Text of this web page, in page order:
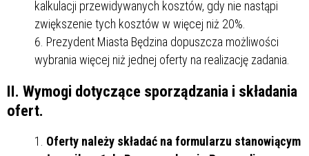
kalkulacji przewidywanych kosztów, gdy nie nastąpi
zwiększenie tych kosztów w więcej niż 20%.
Prezydent Miasta Będzina dopuszcza możliwości
wybrania więcej niż jednej oferty na realizację zadania.
II. Wymogi dotyczące sporządzania i składania
ofert.
Oferty należy składać na formularzu stanowiącym